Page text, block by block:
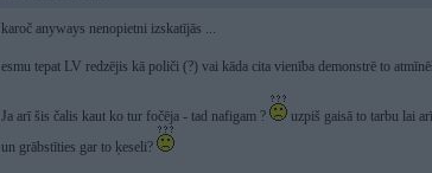
karoč anyways nenopietni izskatījās ...
esmu tepat LV redzējis kā poliči (?) vai kāda cita vienība demonstrē to
Ja arī šis čalis kaut ko tur fočēja - tad nafigam ? uzpiš gaisā to tarbu lai
un grābstīties gar to ķeseli?